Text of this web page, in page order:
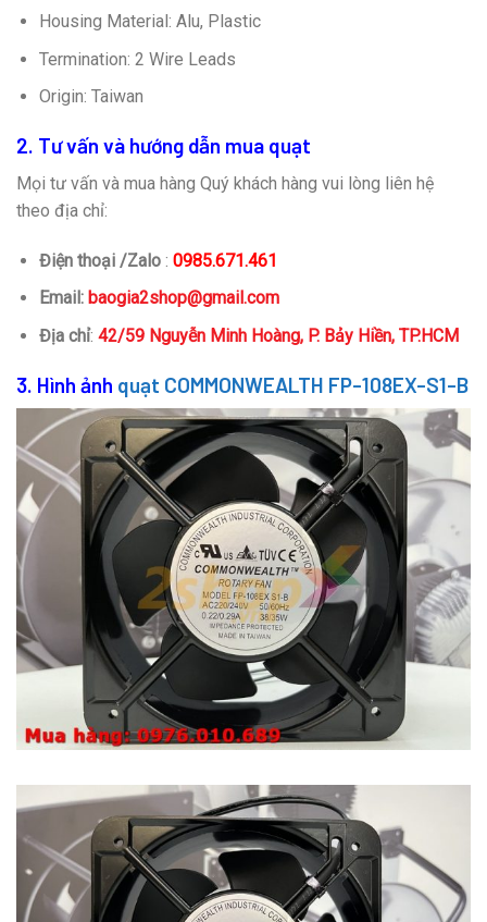
Housing Material: Alu, Plastic
Termination: 2 Wire Leads
Origin: Taiwan
2. Tư vấn và hướng dẫn mua quạt
Mọi tư vấn và mua hàng Quý khách hàng vui lòng liên hệ
theo địa chỉ:
Điện thoại /Zalo: 0985.671.461
Email: baogia2shop@gmail.com
Địa chỉ: 42/59 Nguyễn Minh Hoàng, P. Bảy Hiền, TP.HCM
3. Hình ảnh quạt COMMONWEALTH FP-108EX-S1-B